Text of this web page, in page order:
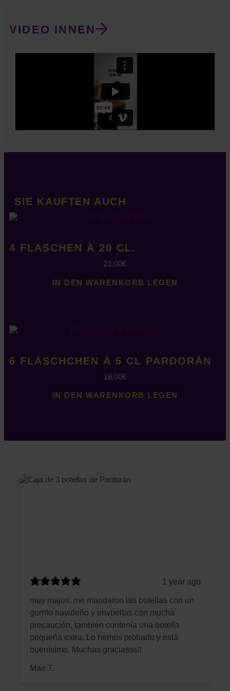
VIDEO INNEN
SIE KAUFTEN AUCH
4 FLASCHEN À 20 CL.
21,00€
IN DEN WARENKORB LEGEN
6 FLÄSCHCHEN À 5 CL PARDORÁN
18,00€
IN DEN WARENKORB LEGEN
1 year ago
muy majos, me mandaron las botellas con un
gorrito navideño y envueltas con mucha
precaución, también contenía una botella
pequeña extra. Lo hemos probado y está
buenísimo. Muchas graciasss!!
Mae T.